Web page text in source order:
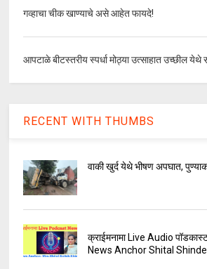
गव्हाचा चीक खाण्याचे असे आहेत फायदे!
आपटाळे बीटस्तरीय स्पर्धा मोठ्या उत्साहात उच्छील येथे
RECENT WITH THUMBS
वाकी खुर्द येथे भीषण अपघात,
क्राईमनामा Live Audio
News Anchor Shital Shinde